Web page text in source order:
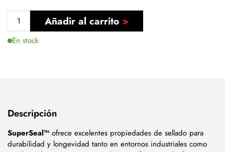
Añadir al carrito
En stock
Descripción
SuperSeal™ ofrece excelentes propiedades de sellado para
durabilidad y longevidad tanto en entornos industriales como